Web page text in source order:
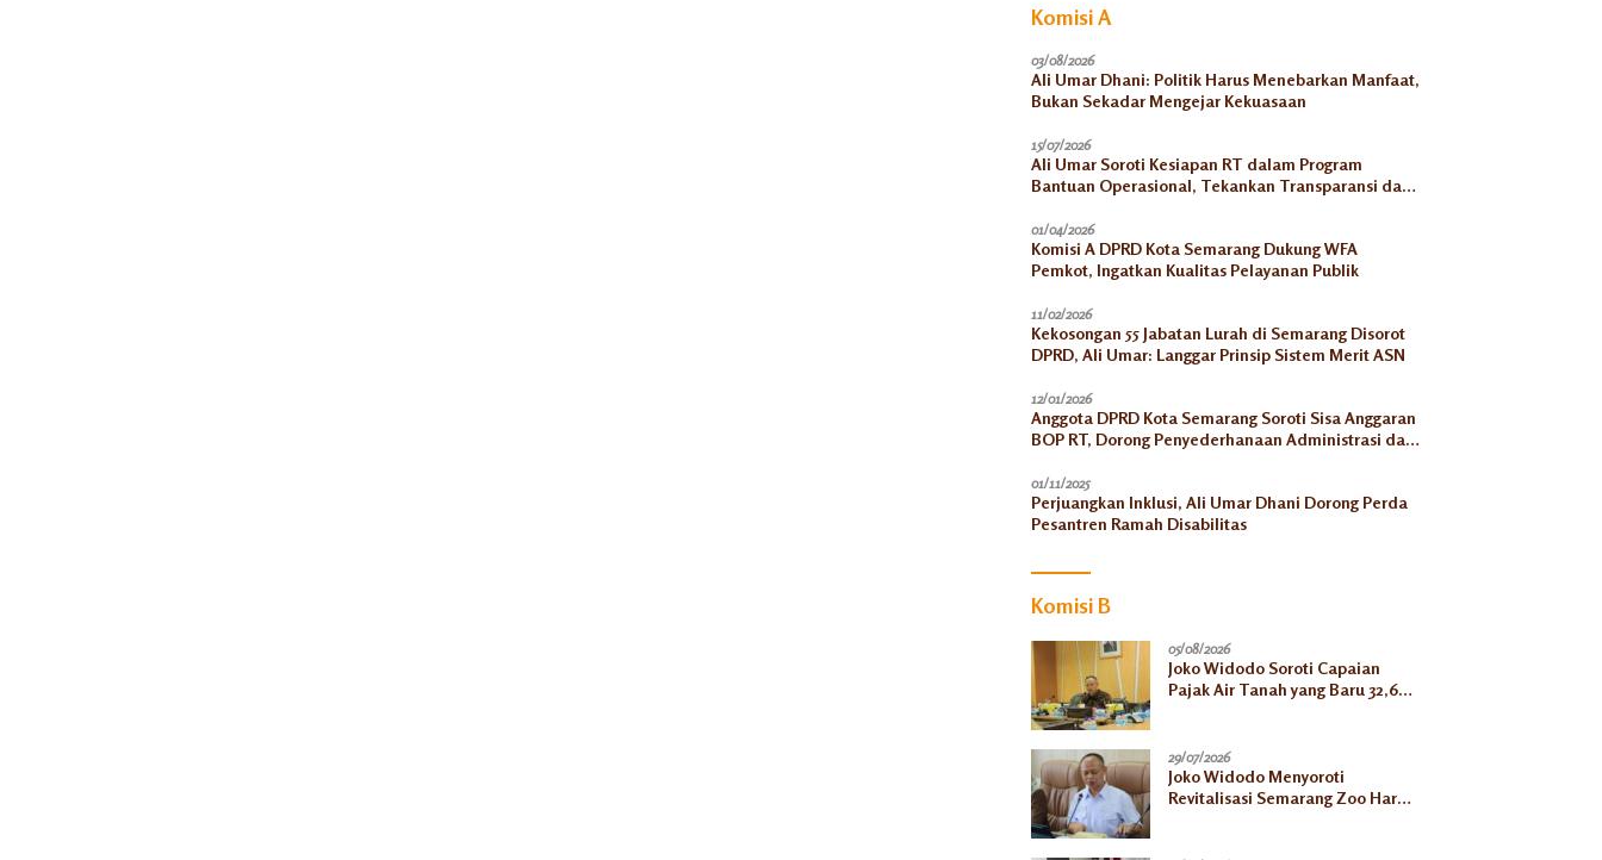
Komisi A
03/08/2026
Ali Umar Dhani: Politik Harus Menebarkan Manfaat,
Bukan Sekadar Mengejar Kekuasaan
15/07/2026
Ali Umar Soroti Kesiapan RT dalam Program
Bantuan Operasional, Tekankan Transparansi dan
01/04/2026
Komisi A DPRD Kota Semarang Dukung WFA
Pemkot, Ingatkan Kualitas Pelayanan Publik
11/02/2026
Kekosongan 55 Jabatan Lurah di Semarang Disorot
DPRD, Ali Umar: Langgar Prinsip Sistem Merit ASN
12/01/2026
Anggota DPRD Kota Semarang Soroti Sisa Anggaran
BOP RT, Dorong Penyederhanaan Administrasi dan
01/11/2025
Perjuangkan Inklusi, Ali Umar Dhani Dorong Perda
Pesantren Ramah Disabilitas
Komisi B
05/08/2026
Joko Widodo Soroti Capaian
Pajak Air Tanah yang Baru 32,66
29/07/2026
Joko Widodo Menyoroti
Revitalisasi Semarang Zoo Harus